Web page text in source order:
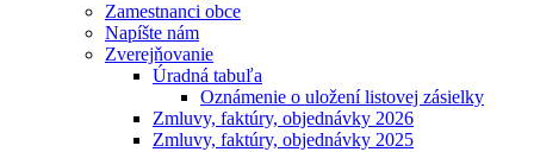
Zamestnanci obce
Napíšte nám
Zverejňovanie
Úradná tabuľa
Oznámenie o uložení listovej zásielky
Zmluvy, faktúry, objednávky 2026
Zmluvy, faktúry, objednávky 2025